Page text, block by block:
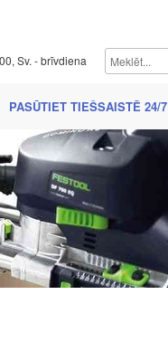
Sv. - brīvdiena
PASŪTIET TIEŠSAISTĒ 24/7